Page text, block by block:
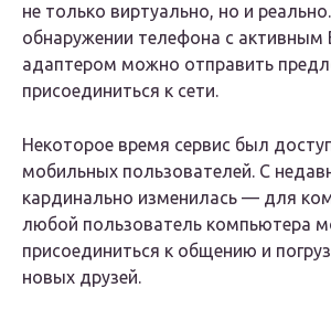
не только виртуально, но и
обнаружении телефона с активным
адаптером можно отправить
присоединиться к сети.
Некоторое время сервис был
мобильных пользователей. С
кардинально изменилась — для
любой пользователь компьютера
присоединиться к общению и
новых друзей.